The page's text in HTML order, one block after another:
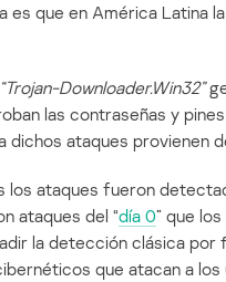
que en América Latina
“Trojan-Downloader.Win32”
las contraseñas y
dichos ataques provienen
ataques fueron
ataques del “día 0” que
la detección clásica por
que atacan a